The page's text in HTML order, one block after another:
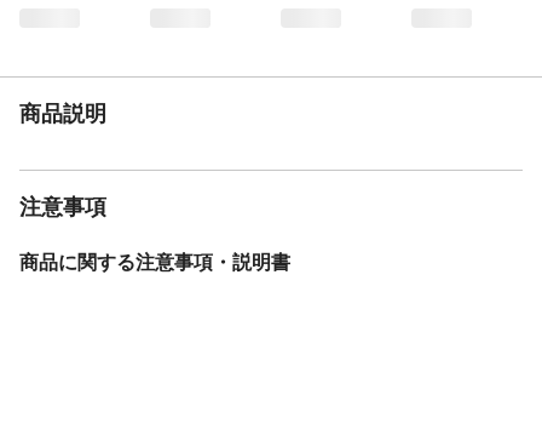
商品説明
注意事項
商品に関する注意事項・説明書